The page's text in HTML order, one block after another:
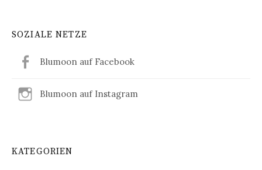
SOZIALE NETZE
Blumoon auf Facebook
Blumoon auf Instagram
KATEGORIEN